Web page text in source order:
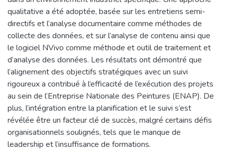
qualitative a été adoptée, basée sur les entretiens semi-
directifs et l’analyse documentaire comme méthodes de
collecte des données, et sur l’analyse de contenu ainsi que
le logiciel NVivo comme méthode et outil de traitement et
d’analyse des données. Les résultats ont démontré que
l’alignement des objectifs stratégiques avec un suivi
rigoureux a contribué à l’efficacité de l’exécution des projets
au sein de l’Entreprise Nationale des Peintures (ENAP). De
plus, l’intégration entre la planification et le suivi s’est
révélée être un facteur clé de succès, malgré certains défis
organisationnels soulignés, tels que le manque de
leadership et l’insuffisance de formations.